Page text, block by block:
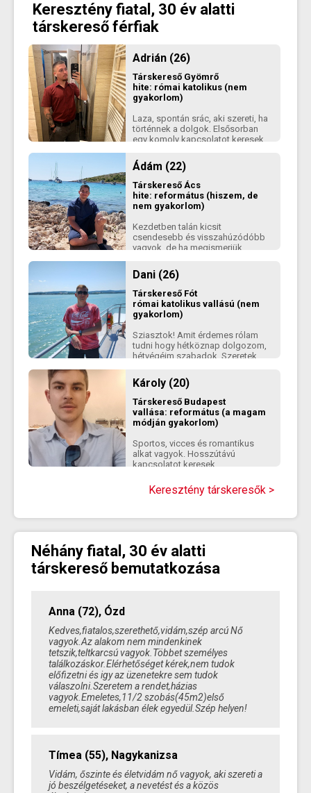
Keresztény fiatal, 30 év alatti
társkereső férfiak
Adrián (26)
Társkereső Gyömrő
hite: római katolikus (nem
gyakorlom)
Laza, spontán srác, aki szereti, ha
történnek a dolgok. Elsősorban
egy komoly kapcsolatot keresek,
forgatókönyvet írni. Ha megvan a
kémia, majd alakul. Ha esetleg
szeretnél írni de nem tudsz
*moderálva*
Ádám (22)
Társkereső Ács
hite: református (hiszem, de
nem gyakorlom)
Kezdetben talán kicsit
csendesebb és visszahúzódóbb
vagyok, de ha megismerjük
találsz bennem. Szeretem
megtalálni az egyensúlyt a pörgés
és a pihenés között: szívesen
túrázom vagy megyek le az
edzőterembe, de utána
ugyanolyan szívesen kuckózom
be a kanapéra egy jó anime,
sorozat vagy játék elé.
Dani (26)
Társkereső Fót
római katolikus vallású (nem
gyakorlom)
Sziasztok! Amit érdemes rólam
tudni hogy hétköznap dolgozom,
hétvégéim szabadok. Szeretek
Állatokkal nincs problémám,
közeljövőben szeretnék majd én
is tartani. Introvertált típus vagyok
inkább, kirángatni nehéz a házból
de amúgy könnyen ismerkedek.
Károly (20)
Társkereső Budapest
vallása: református (a magam
módján gyakorlom)
Sportos, vicces és romantikus
alkat vagyok. Hosszútávú
kapcsolatot keresek.
Keresztény társkeresők >
Néhány fiatal, 30 év alatti
társkereső bemutatkozása
Anna (72), Ózd
Kedves,fiatalos,szerethető,vidám,szép arcú Nő
vagyok.Az alakom nem mindenkinek
tetszik,teltkarcsú vagyok.Többet személyes
találkozáskor.Elérhetőséget kérek,nem tudok
előfizetni és igy az üzenetekre sem tudok
válaszolni.Szeretem a rendet,házias
vagyok.Emeletes,11/2 szobás(45m2)első
emeleti,saját lakásban élek egyedül.Szép helyen!
Tímea (55), Nagykanizsa
Vidám, őszinte és életvidám nő vagyok, aki szereti a
jó beszélgetéseket, a nevetést és a közös